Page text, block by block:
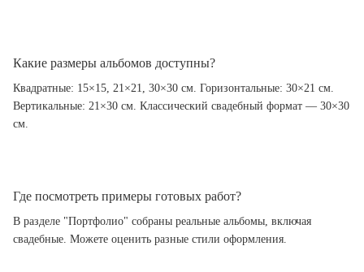
Какие размеры альбомов доступны?
Квадратные: 15×15, 21×21, 30×30 см. Горизонтальные: 30×21 см.
Вертикальные: 21×30 см. Классический свадебный формат — 30×30
см.
Где посмотреть примеры готовых работ?
В разделе "Портфолио" собраны реальные альбомы, включая
свадебные. Можете оценить разные стили оформления.